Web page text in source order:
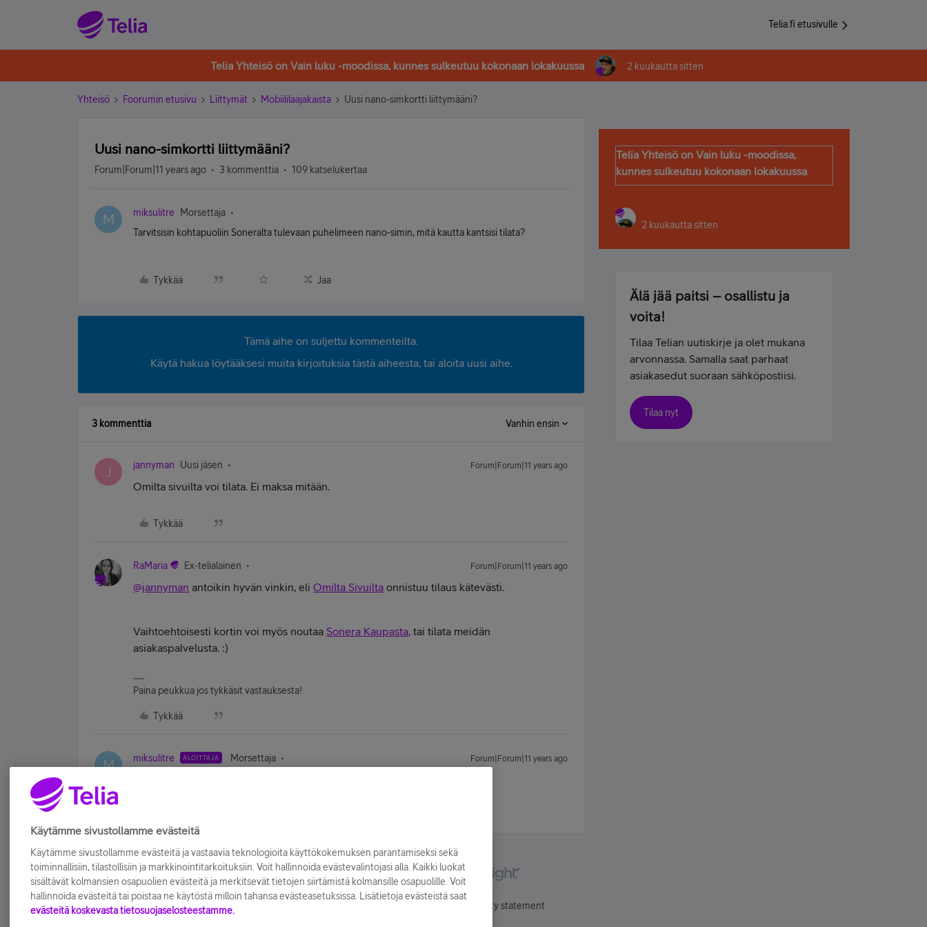
Telia.fi etusivulle
Telia Yhteisö on Vain luku -moodissa, kunnes sulkeutuu kokonaan lokakuussa 2 kuukautta sitten
Yhteisö Foorumin etusivu Liittymät Mobiililaajakaista Uusi nano-simkortti liittymääni?
Uusi nano-simkortti liittymääni?
Forum|Forum|11 years ago 3 kommenttia 109 katselukertaa
M miksulitre
Morsettaja
Tarvitsisin kohtapuoliin Soneralta tulevaan puhelimeen nano-simin, mitä kautta kantsisi tilata?
Tykkää Jaa
Tämä aihe on suljettu kommenteilta.
Käytä hakua löytääksesi muita kirjoituksia tästä aiheesta, tai aloita uusi aihe.
3 kommenttia Vanhin ensin
J jannyman Uusi jäsen Forum|Forum|11 years ago
Omilta sivuilta voi tilata. Ei maksa mitään.
Tykkää
RaMaria Ex-telialainen Forum|Forum|11 years ago
@jannyman antoikin hyvän vinkin, eli Omilta Sivuilta onnistuu tilaus kätevästi.
Vaihtoehtoisesti kortin voi myös noutaa Sonera Kaupasta, tai tilata meidän
asiakaspalvelusta. :)
Paina peukkua jos tykkäsit vastauksesta!
Tykkää
M miksulitre ALOITTAJA Morsettaja Forum|Forum|11 years ago
Telia Yhteisö on Vain luku -moodissa,
kunnes sulkeutuu kokonaan lokakuussa
2 kuukautta sitten
Älä jää paitsi – osallistu ja
voita!
Tilaa Telian uutiskirje ja olet mukana
arvonnassa. Samalla saat parhaat
asiakasedut suoraan sähköpostiisi.
Tilaa nyt
Accessibility statement
Käytämme sivustollamme evästeitä
Käytämme sivustollamme evästeitä ja vastaavia teknologioita käyttökokemuksen parantamiseksi sekä
toiminnallisiin, tilastollisiin ja markkinointitarkoituksiin. Voit hallinnoida evästevalintojasi alla. Kaikki luokat
sisältävät kolmansien osapuolien evästeitä ja merkitsevät tietojen siirtämistä kolmansille osapuolille. Voit
hallinnoida evästeitä tai poistaa ne käytöstä milloin tahansa evästeasetuksissa. Lisätietoja evästeistä saat
evästeitä koskevasta tietosuojaselosteestamme.